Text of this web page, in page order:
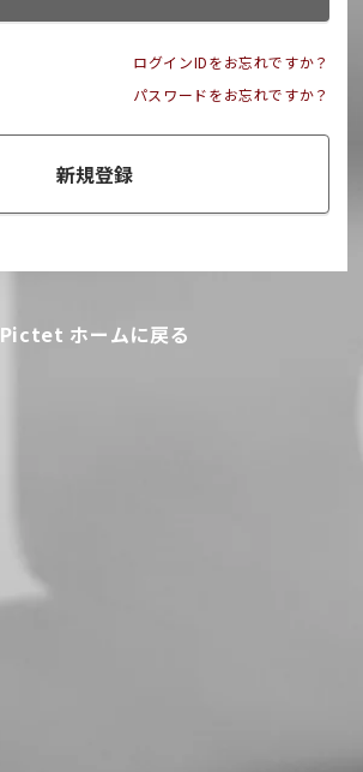
ログインIDをお忘れですか？
パスワードをお忘れですか？
新規登録
Pictet ホームに戻る